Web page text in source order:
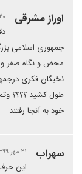
اوراز مشرقی ۲۰ مهر ۱۳۹۹ | ۱۲:۳۷
جمهوری اسلامی
محض و نگاه صفر و
نخبگان فکری
طول کشید ؟؟؟؟
خود به آنجا رفتند
سهراب ۲۱ مهر ۱۳۹۹ | ۰۰:۱۷
این